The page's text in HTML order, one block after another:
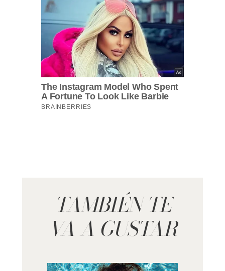
TAMBIÉN TE
VA A GUSTAR